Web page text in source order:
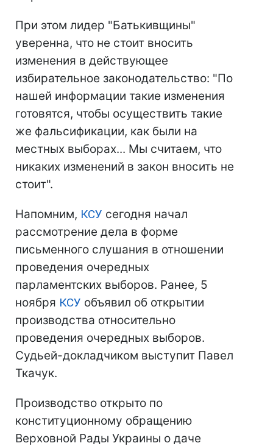
При этом лидер "Батькивщины"
уверенна, что не стоит вносить
изменения в действующее
избирательное законодательство: "По
нашей информации такие изменения
готовятся, чтобы осуществить такие
же фальсификации, как были на
местных выборах... Мы считаем, что
никаких изменений в закон вносить не
стоит".
Напомним, КСУ сегодня начал
рассмотрение дела в форме
письменного слушания в отношении
проведения очередных
парламентских выборов. Ранее, 5
ноября КСУ объявил об открытии
производства относительно
проведения очередных выборов.
Судьей-докладчиком выступит Павел
Ткачук.
Производство открыто по
конституционному обращению
Верховной Рады Украины о даче